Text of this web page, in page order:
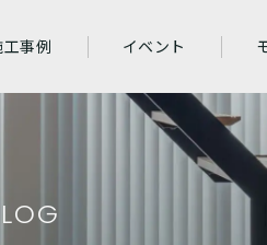
工事例 イベント